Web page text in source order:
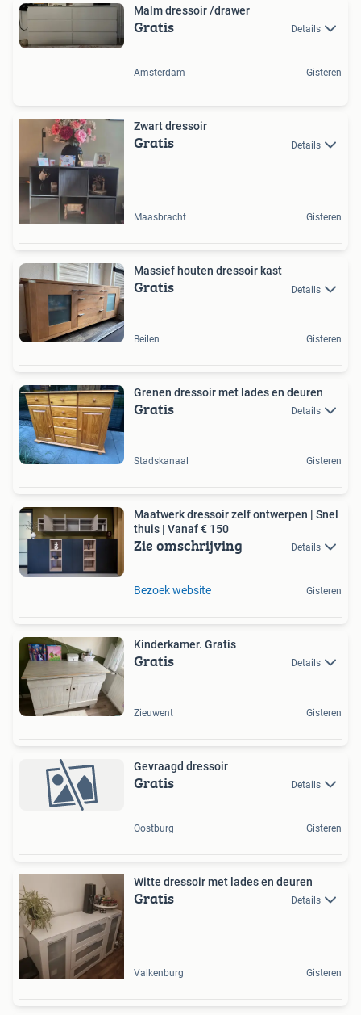
Malm dressoir /drawer
Gratis Details
Amsterdam Gisteren
Zwart dressoir
Gratis Details
Maasbracht Gisteren
Massief houten dressoir kast
Gratis Details
Beilen Gisteren
Grenen dressoir met lades en deuren
Gratis Details
Stadskanaal Gisteren
Maatwerk dressoir zelf ontwerpen | Snel
thuis | Vanaf € 150
Zie omschrijving Details
Bezoek website Gisteren
Kinderkamer. Gratis
Gratis Details
Zieuwent Gisteren
Gevraagd dressoir
Gratis Details
Oostburg Gisteren
Witte dressoir met lades en deuren
Gratis Details
Valkenburg Gisteren